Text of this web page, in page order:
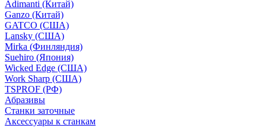
Adimanti (Китай)
Ganzo (Китай)
GATCO (США)
Lansky (США)
Mirka (Финляндия)
Suehiro (Япония)
Wicked Edge (США)
Work Sharp (США)
TSPROF (РФ)
Абразивы
Станки заточные
Аксессуары к станкам